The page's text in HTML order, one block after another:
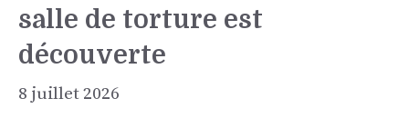
salle de torture est
découverte
8 juillet 2026